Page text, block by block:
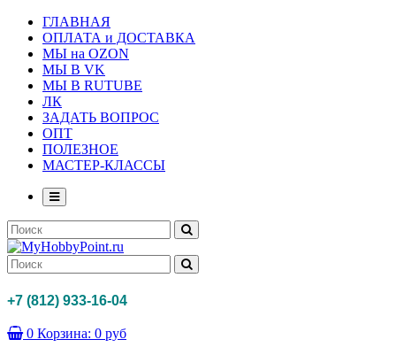
ГЛАВНАЯ
ОПЛАТА и ДОСТАВКА
МЫ на OZON
МЫ В VK
МЫ В RUTUBE
ЛК
ЗАДАТЬ ВОПРОС
ОПТ
ПОЛЕЗНОЕ
МАСТЕР-КЛАССЫ
+7 (812) 933-16-04
0 Корзина: 0 руб